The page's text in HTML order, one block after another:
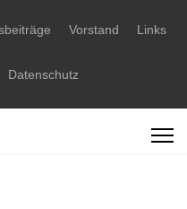
Vorstand Links
Datenschutz